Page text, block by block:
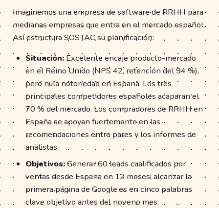
Imaginemos una empresa de software de RRHH para
medianas empresas que entra en el mercado español.
Así estructura SOSTAC su planificación:
Situación: Excelente encaje producto-mercado
en el Reino Unido (NPS 42, retención del 94 %),
pero nula notoriedad en España. Los tres
principales competidores españoles acaparan el
70 % del mercado. Los compradores de RRHH en
España se apoyan fuertemente en las
recomendaciones entre pares y los informes de
analistas.
Objetivos:Generar 60 leads cualificados por
ventas desde España en 12 meses; alcanzar la
primera página de Google.es en cinco palabras
clave objetivo antes del noveno mes.